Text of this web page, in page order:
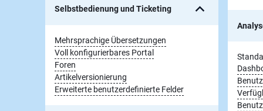
Selbstbedienung und Ticketing
Mehrsprachige Übersetzungen
Voll konfigurierbares Portal
Foren
Artikelversionierung
Erweiterte benutzerdefinierte Felder